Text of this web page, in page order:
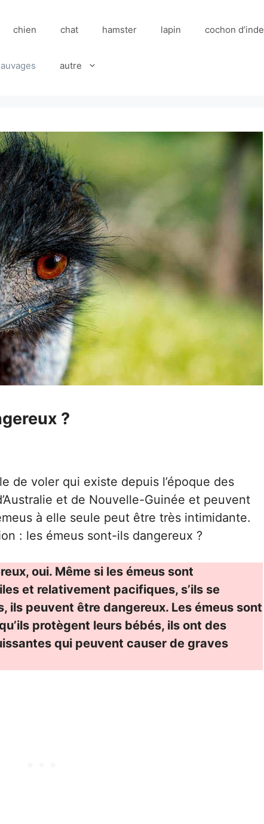
chien chat hamster lapin cochon d’inde
autre
?
de voler qui existe depuis l’époque des
et de Nouvelle-Guinée et peuvent
à elle seule peut être très intimidante.
: les émeus sont-ils dangereux ?
oui. Même si les émeus sont
et relativement pacifiques, s’ils se
ils peuvent être dangereux. Les émeus sont
protègent leurs bébés, ils ont des
qui peuvent causer de graves